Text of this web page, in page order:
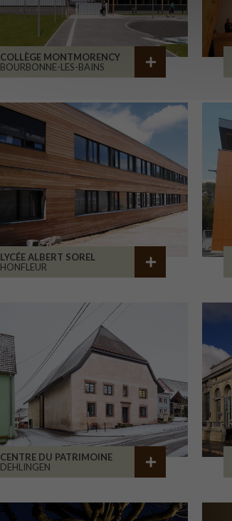
COLLÈGE MONTMORENCY
BOURBONNE-LES-BAINS
LYCÉE ALBERT SOREL
HONFLEUR
CENTRE DU PATRIMOINE
DEHLINGEN